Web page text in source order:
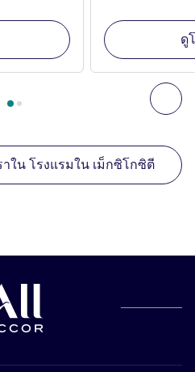
ารอื่นของเราที่อยู่ใกล้เคียง ถั
การอื่นของเราที่อยู่ใกล้เคียง 1 :,
ดู
ใน โรงแรมใน เม็กซิโกซิตี